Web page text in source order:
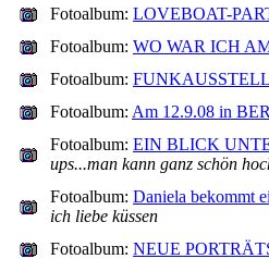
Fotoalbum: LOVEBOAT-
Fotoalbum: WO WAR ICH
Fotoalbum:
Fotoalbum: Am 12.9.08 in
Fotoalbum: EIN BLICK
ups...man kann ganz schön
Fotoalbum: Daniela bekommt
ich liebe küssen
Fotoalbum: NEUE